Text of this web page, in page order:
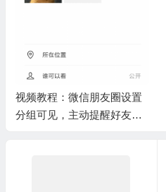
视频教程：微信朋友圈设置
分组可见，主动提醒好友查